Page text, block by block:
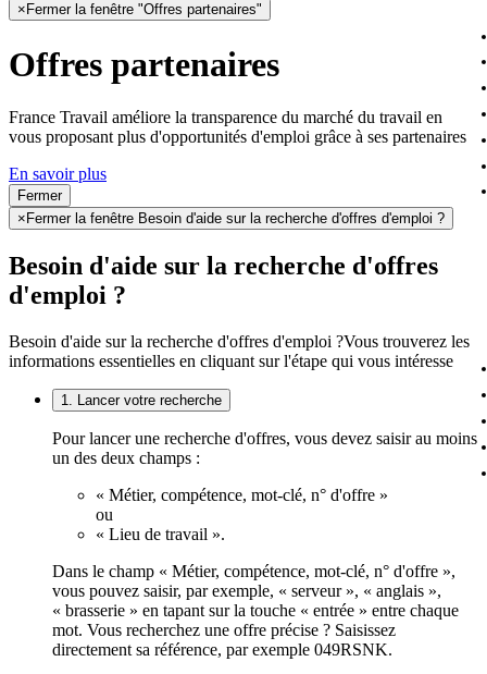
× Fermer la fenêtre "Offres partenaires"
Offres partenaires
France Travail améliore la transparence du marché du travail en
vous proposant plus d'opportunités d'emploi grâce à ses partenaires
En savoir plus
Fermer
× Fermer la fenêtre Besoin d'aide sur la recherche d'offres d'emploi ?
Besoin d'aide sur la recherche d'offres
d'emploi ?
Besoin d'aide sur la recherche d'offres d'emploi ?Vous trouverez les
informations essentielles en cliquant sur l'étape qui vous intéresse
1. Lancer votre recherche
Pour lancer une recherche d'offres, vous devez saisir au moins
un des deux champs :
« Métier, compétence, mot-clé, n° d'offre »
ou
« Lieu de travail ».
Dans le champ « Métier, compétence, mot-clé, n° d'offre »,
vous pouvez saisir, par exemple, « serveur », « anglais »,
« brasserie » en tapant sur la touche « entrée » entre chaque
mot. Vous recherchez une offre précise ? Saisissez
directement sa référence, par exemple 049RSNK.